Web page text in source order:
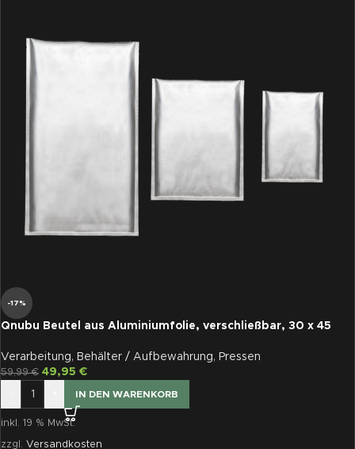
-17%
Qnubu Beutel aus Aluminiumfolie, verschließbar, 30 x 45
Verarbeitung, Behälter / Aufbewahrung, Pressen
59,99€ 49,95 €
IN DEN WARENKORB
inkl. 19 % MwSt.
zzgl. Versandkosten